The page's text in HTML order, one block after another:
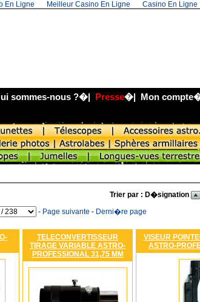
En Ligne Meilleur Casino En Ligne Casino En Ligne
sommes-nous ?�| Presse�| Mon compte
Trier par : D�signation
- Page suivante - Derni�re page
TELECONVERTISSEUR
TIRAGE VARIABLE ASTRO-
PROFESSIONAL 31,75 MM
VISEUR
ASTRO-